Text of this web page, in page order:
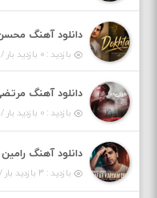
بازدید : ۰ بازدید بار /
دانلود آهنگ
بازدید : ۰ بازدید بار /
بازدید : ۳ بازدید بار /